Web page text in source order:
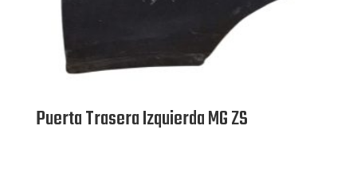
Puerta Trasera Izquierda MG ZS